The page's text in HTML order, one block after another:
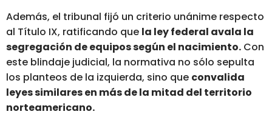
Además, el tribunal fijó un criterio unánime respecto
al Título IX, ratificando que la ley federal avala la
segregación de equipos según el nacimiento. Con
este blindaje judicial, la normativa no sólo sepulta
los planteos de la izquierda, sino que convalida
leyes similares en más de la mitad del territorio
norteamericano.